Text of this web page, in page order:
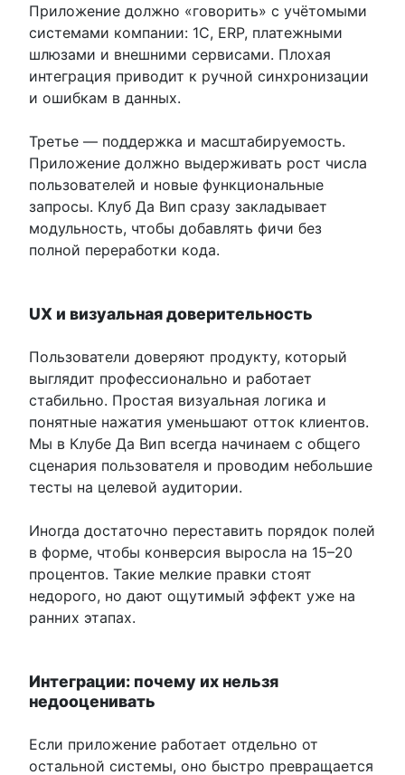
Приложение должно «говорить» с учётомыми
системами компании: 1С, ERP, платежными
шлюзами и внешними сервисами. Плохая
интеграция приводит к ручной синхронизации
и ошибкам в данных.
Третье — поддержка и масштабируемость.
Приложение должно выдерживать рост числа
пользователей и новые функциональные
запросы. Клуб Да Вип сразу закладывает
модульность, чтобы добавлять фичи без
полной переработки кода.
UX и визуальная доверительность
Пользователи доверяют продукту, который
выглядит профессионально и работает
стабильно. Простая визуальная логика и
понятные нажатия уменьшают отток клиентов.
Мы в Клубе Да Вип всегда начинаем с общего
сценария пользователя и проводим небольшие
тесты на целевой аудитории.
Иногда достаточно переставить порядок полей
в форме, чтобы конверсия выросла на 15–20
процентов. Такие мелкие правки стоят
недорого, но дают ощутимый эффект уже на
ранних этапах.
Интеграции: почему их нельзя
недооценивать
Если приложение работает отдельно от
остальной системы, оно быстро превращается